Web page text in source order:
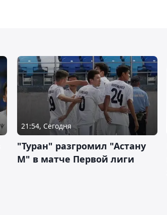
21:54, Сегодня
"Туран" разгромил "Астану
М" в матче Первой лиги